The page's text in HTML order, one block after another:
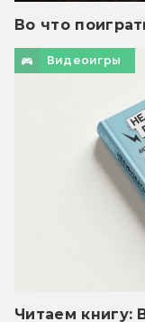
Во что
Видеоигры
Читаем книгу: